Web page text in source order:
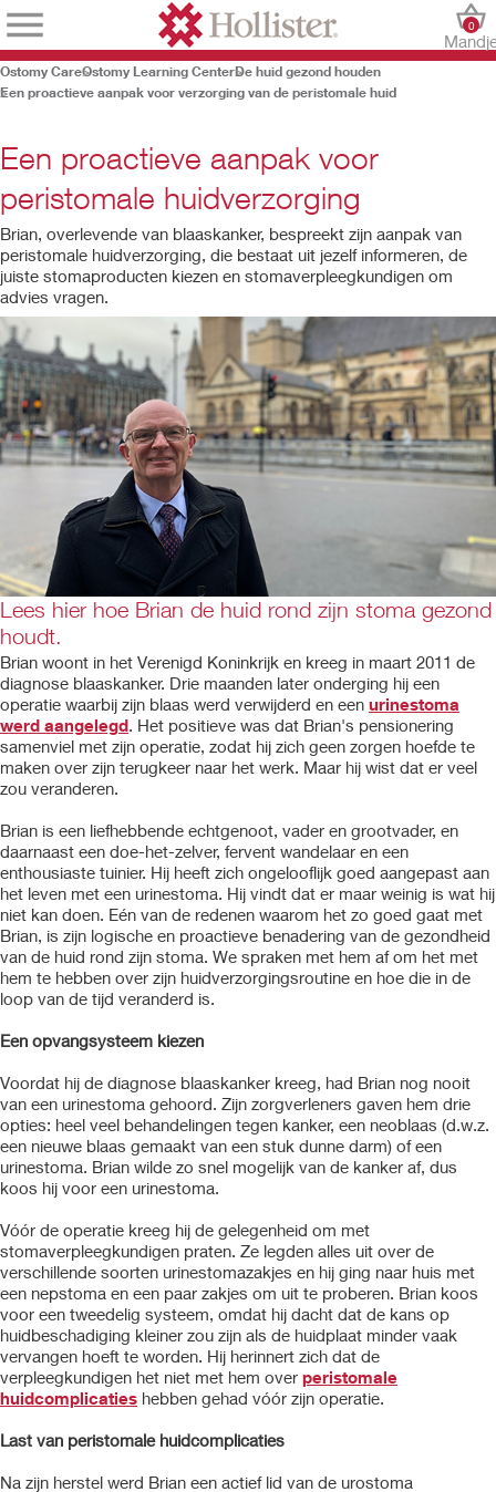
0
Ostomy CareOstomy Learning CenterDe huid gezond houden
Een proactieve aanpak voor verzorging van de peristomale huid
Een proactieve aanpak voor
peristomale huidverzorging
Brian, overlevende van blaaskanker, bespreekt zijn aanpak van
peristomale huidverzorging, die bestaat uit jezelf informeren, de
juiste stomaproducten kiezen en stomaverpleegkundigen om
advies vragen.
Lees hier hoe Brian de huid rond zijn stoma gezond
houdt.
Brian woont in het Verenigd Koninkrijk en kreeg in maart 2011 de
diagnose blaaskanker. Drie maanden later onderging hij een
operatie waarbij zijn blaas werd verwijderd en een urinestoma
werd aangelegd. Het positieve was dat Brian's pensionering
samenviel met zijn operatie, zodat hij zich geen zorgen hoefde te
maken over zijn terugkeer naar het werk. Maar hij wist dat er veel
zou veranderen.
Brian is een liefhebbende echtgenoot, vader en grootvader, en
daarnaast een doe-het-zelver, fervent wandelaar en een
enthousiaste tuinier. Hij heeft zich ongelooflijk goed aangepast aan
het leven met een urinestoma. Hij vindt dat er maar weinig is wat hij
niet kan doen. Eén van de redenen waarom het zo goed gaat met
Brian, is zijn logische en proactieve benadering van de gezondheid
van de huid rond zijn stoma. We spraken met hem af om het met
hem te hebben over zijn huidverzorgingsroutine en hoe die in de
loop van de tijd veranderd is.
Een opvangsysteem kiezen
Voordat hij de diagnose blaaskanker kreeg, had Brian nog nooit
van een urinestoma gehoord. Zijn zorgverleners gaven hem drie
opties: heel veel behandelingen tegen kanker, een neoblaas (d.w.z.
een nieuwe blaas gemaakt van een stuk dunne darm) of een
urinestoma. Brian wilde zo snel mogelijk van de kanker af, dus
koos hij voor een urinestoma.
Vóór de operatie kreeg hij de gelegenheid om met
stomaverpleegkundigen praten. Ze legden alles uit over de
verschillende soorten urinestomazakjes en hij ging naar huis met
een nepstoma en een paar zakjes om uit te proberen. Brian koos
voor een tweedelig systeem, omdat hij dacht dat de kans op
huidbeschadiging kleiner zou zijn als de huidplaat minder vaak
vervangen hoeft te worden. Hij herinnert zich dat de
verpleegkundigen het niet met hem over peristomale
huidcomplicaties hebben gehad vóór zijn operatie.
Last van peristomale huidcomplicaties
Na zijn herstel werd Brian een actief lid van de urostoma